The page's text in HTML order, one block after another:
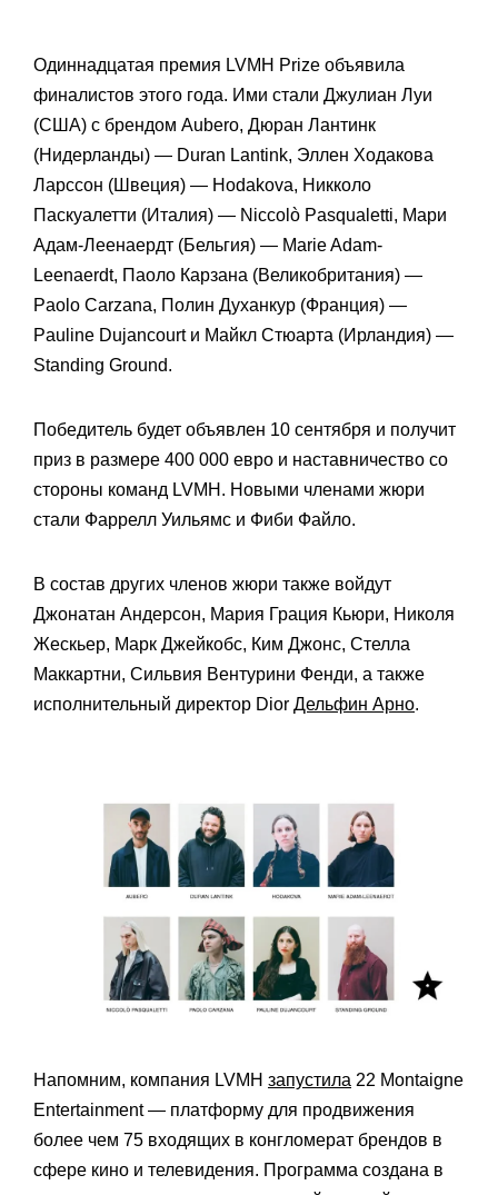
Одиннадцатая премия LVMH Prize объявила
финалистов этого года. Ими стали Джулиан Луи
(США) с брендом Aubero, Дюран Лантинк
(Нидерланды) — Duran Lantink, Эллен Ходакова
Ларссон (Швеция) — Hodakova, Никколо
Паскуалетти (Италия) — Niccolò Pasqualetti, Мари
Адам-Леенаердт (Бельгия) — Marie Adam-
Leenaerdt, Паоло Карзана (Великобритания) —
Paolo Carzana, Полин Духанкур (Франция) —
Pauline Dujancourt и Майкл Стюарта (Ирландия) —
Standing Ground.
Победитель будет объявлен 10 сентября и получит
приз в размере 400 000 евро и наставничество со
стороны команд LVMH. Новыми членами жюри
стали Фаррелл Уильямс и Фиби Файло.
В состав других членов жюри также войдут
Джонатан Андерсон, Мария Грация Кьюри, Николя
Жескьер, Марк Джейкобс, Ким Джонс, Стелла
Маккартни, Сильвия Вентурини Фенди, а также
исполнительный директор Dior Дельфин Арно.
Напомним, компания LVMH запустила 22 Montaigne
Entertainment — платформу для продвижения
более чем 75 входящих в конгломерат брендов в
сфере кино и телевидения. Программа создана в